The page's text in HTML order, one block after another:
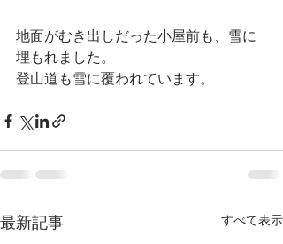
地面がむき出しだった小屋前も、雪に
埋もれました。
登山道も雪に覆われています。
最新記事 すべて表示